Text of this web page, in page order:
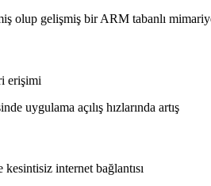
olup gelişmiş bir ARM tabanlı
erişimi
uygulama açılış hızlarında artış
internet bağlantısı